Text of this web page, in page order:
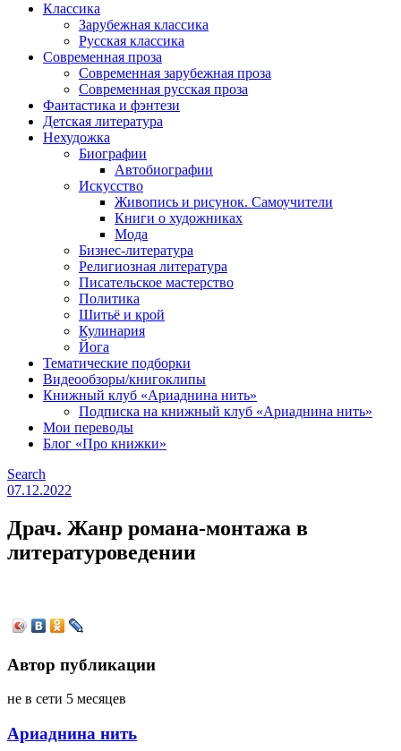
Классика
Зарубежная классика
Русская классика
Современная проза
Современная зарубежная проза
Современная русская проза
Фантастика и фэнтези
Детская литература
Нехудожка
Биографии
Автобиографии
Искусство
Живопись и рисунок. Самоучители
Книги о художниках
Мода
Бизнес-литература
Религиозная литература
Писательское мастерство
Политика
Шитьё и крой
Кулинария
Йога
Тематические подборки
Видеообзоры/книгоклипы
Книжный клуб «Ариаднина нить»
Подписка на книжный клуб «Ариаднина нить»
Мои переводы
Блог «Про книжки»
Search
07.12.2022
Драч. Жанр романа-монтажа в
литературоведении
Автор публикации
не в сети 5 месяцев
Ариаднина нить